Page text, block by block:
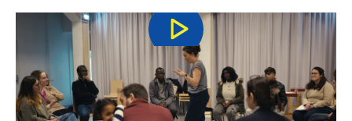
YouTube est désactivé. AUTORISER
PARTAGER